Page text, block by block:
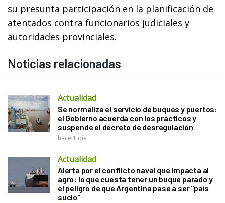
su presunta participación en la planificación de
atentados contra funcionarios judiciales y
autoridades provinciales.
Noticias relacionadas
Actualidad
Se normaliza el servicio de buques y puertos:
el Gobierno acuerda con los prácticos y
suspende el decreto de desregulación
hace 1 día
Actualidad
Alerta por el conflicto naval que impacta al
agro: lo que cuesta tener un buque parado y
el peligro de que Argentina pase a ser "país
sucio"